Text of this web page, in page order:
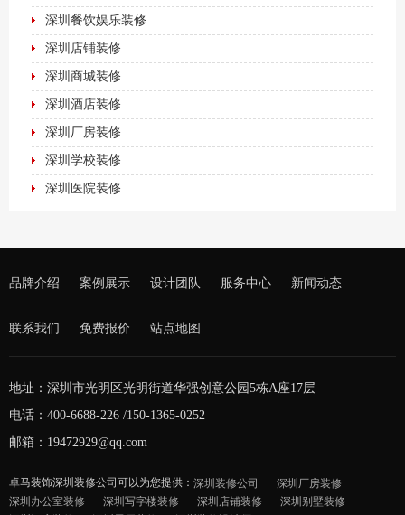
深圳餐饮娱乐装修
深圳店铺装修
深圳商城装修
深圳酒店装修
深圳厂房装修
深圳学校装修
深圳医院装修
品牌介绍 案例展示 设计团队 服务中心 新闻动态
联系我们 免费报价 站点地图
地址：深圳市光明区光明街道华强创意公园5栋A座17层
电话：400-6688-226 /150-1365-0252
邮箱：19472929@qq.com
卓马装饰深圳装修公司可以为您提供： 深圳装修公司
深圳厂房装修
深圳办公室装修
深圳写字楼装修 深圳店铺装修
深圳别墅装修